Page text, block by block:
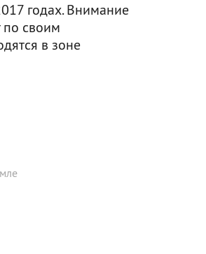
годах. Внимание
по своим
в зоне